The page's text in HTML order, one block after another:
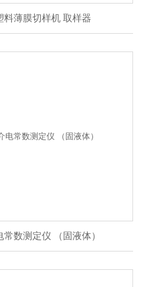
料薄膜切样机 取样器
常数测定仪 （固液体）